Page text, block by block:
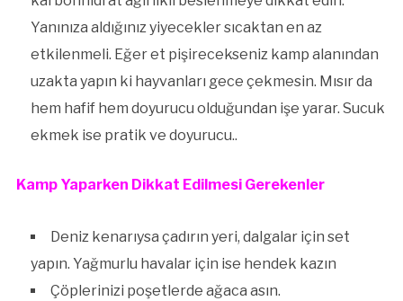
Yanınıza aldığınız yiyecekler sıcaktan en az
etkilenmeli. Eğer et pişirecekseniz kamp alanından
uzakta yapın ki hayvanları gece çekmesin. Mısır da
hem hafif hem doyurucu olduğundan işe yarar. Sucuk
ekmek ise pratik ve doyurucu..
Kamp Yaparken Dikkat Edilmesi Gerekenler
Deniz kenarıysa çadırın yeri, dalgalar için set
yapın. Yağmurlu havalar için ise hendek kazın
Çöplerinizi poşetlerde ağaca asın.